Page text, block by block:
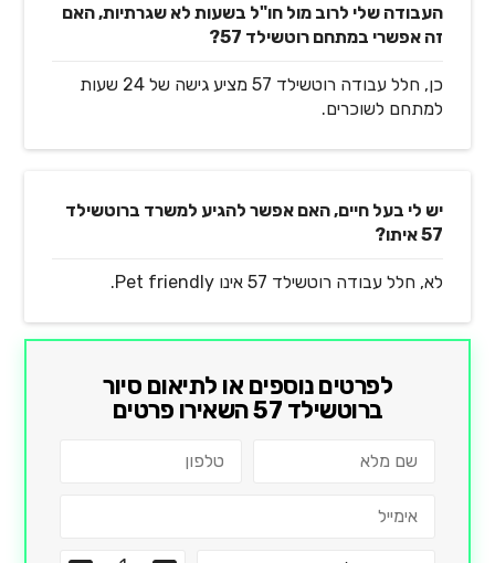
העבודה שלי לרוב מול חו"ל בשעות לא שגרתיות, האם
זה אפשרי במתחם רוטשילד 57?
כן, חלל עבודה רוטשילד 57 מציע גישה של 24 שעות
למתחם לשוכרים.
יש לי בעל חיים, האם אפשר להגיע למשרד ברוטשילד
57 איתו?
לא, חלל עבודה רוטשילד 57 אינו Pet friendly.
לפרטים נוספים או לתיאום סיור
ברוטשילד 57 השאירו פרטים